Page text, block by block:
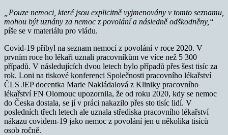
„Pouze nemoci, které jsou explicitně vyjmenovány v tomto seznamu,
mohou být uznány za nemoc z povolání a následně odškodněny,“
píše se v materiálu pro vládu.
Covid-19 přibyl na seznam nemocí z povolání v roce 2020. V
prvním roce ho lékaři uznali pracovníkům ve více než 5 300
případů. V následujících dvou letech bylo případů přes šest tisíc za
rok. Loni na tiskové konferenci Společnosti pracovního lékařství
ČLS JEP docentka Marie Nakládalová z Kliniky pracovního
lékařství FN Olomouc upozornila, že od roku 2020, kdy se nemoc
do Česka dostala, se jí v práci nakazilo přes sto tisíc lidí. V
posledních třech letech ale uznala střediska pracovního lékařství
nákazu covidem-19 jako nemoc z povolání jen u několika tisíců
osob ročně.